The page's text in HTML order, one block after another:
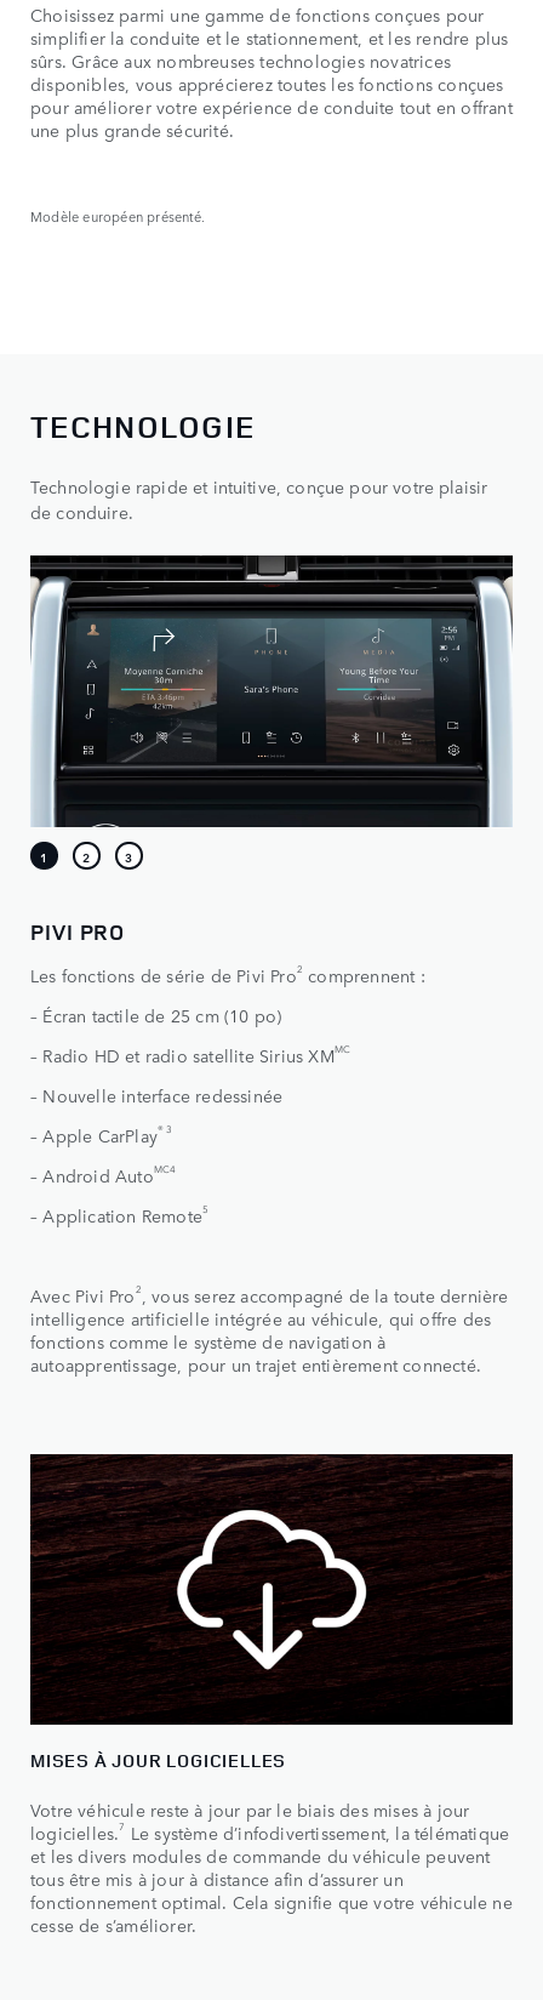
Choisissez parmi une gamme de fonctions conçues pour
simplifier la conduite et le stationnement, et les rendre plus
sûrs. Grâce aux nombreuses technologies novatrices
disponibles, vous apprécierez toutes les fonctions conçues
pour améliorer votre expérience de conduite tout en offrant
une plus grande sécurité.
Modèle européen présenté.
TECHNOLOGIE
Technologie rapide et intuitive, conçue pour votre plaisir
de conduire.
PIVI PRO
Les fonctions de série de Pivi Pro2 comprennent :
– Écran tactile de 25 cm (10 po)
– Radio HD et radio satellite Sirius XMMC
– Nouvelle interface redessinée
– Apple CarPlay® 3
– Android AutoMC4
– Application Remote5
Avec Pivi Pro2
, vous serez accompagné de la toute dernière
intelligence artificielle intégrée au véhicule, qui offre des
fonctions comme le système de navigation à
autoapprentissage, pour un trajet entièrement connecté.
MISES À JOUR LOGICIELLES
Votre véhicule reste à jour par le biais des mises à jour
logicielles.7
Le système d’infodivertissement, la télématique
et les divers modules de commande du véhicule peuvent
tous être mis à jour à distance afin d’assurer un
fonctionnement optimal. Cela signifie que votre véhicule ne
cesse de s’améliorer.